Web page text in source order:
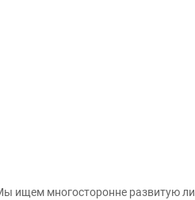
ищем многосторонне развитую